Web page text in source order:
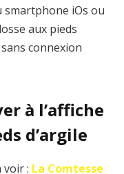
iOs ou
aux pieds
connexion
à l’affiche
d’argile
voir : La Comtesse